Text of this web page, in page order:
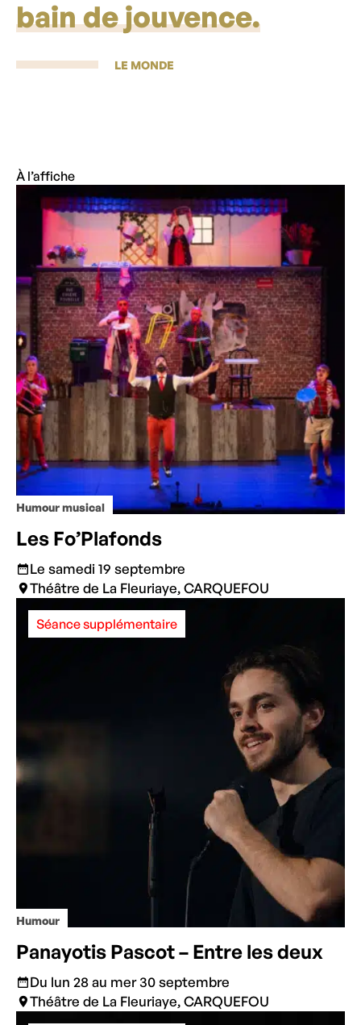
bain de jouvence.
LE MONDE
À l’affiche
Humour musical
Les Fo’Plafonds
Le samedi 19 septembre
Théâtre de La Fleuriaye, CARQUEFOU
Humour
Séance supplémentaire
Panayotis Pascot – Entre les deux
Du lun 28 au mer 30 septembre
Théâtre de La Fleuriaye, CARQUEFOU